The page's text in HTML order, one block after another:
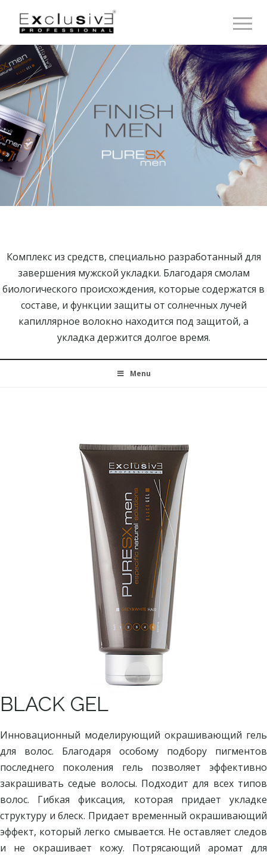
Комплекс из средств, специально разработанный для
завершения мужской укладки. Благодаря смолам
биологического происхождения, которые содержатся в
составе, и функции защиты от солнечных лучей
капиллярное волокно находится под защитой, а
укладка держится долгое время.
Menu
BLACK GEL
Инновационный моделирующий окрашивающий гель
для волос. Благодаря особому подбору пигментов
последнего поколения гель позволяет эффективно
закрашивать седые волосы. Подходит для всех типов
волос. Гибкая фиксация, которая придает укладке
структуру и блеск. Придает временный окрашивающий
эффект, который легко смывается. Не оставляет следов
и не окрашивает кожу. Потрясающий аромат для